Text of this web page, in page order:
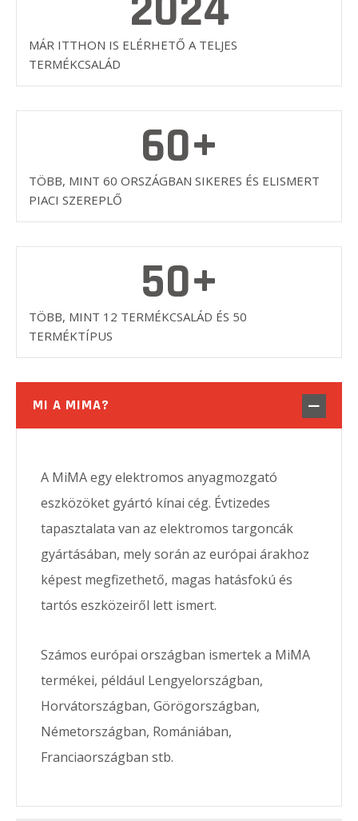
MÁR ITTHON IS ELÉRHETŐ A TELJES
TERMÉKCSALÁD
TÖBB, MINT 60 ORSZÁGBAN SIKERES ÉS ELISMERT
PIACI SZEREPLŐ
60+
TÖBB, MINT 12 TERMÉKCSALÁD ÉS 50
TERMÉKTÍPUS
50+
MI A MIMA?
A MiMA egy elektromos anyagmozgató
eszközöket gyártó kínai cég. Évtizedes
tapasztalata van az elektromos targoncák
gyártásában, mely során az európai árakhoz
képest megfizethető, magas hatásfokú és
tartós eszközeiről lett ismert.
Számos európai országban ismertek a MiMA
termékei, például Lengyelországban,
Horvátországban, Görögországban,
Németországban, Romániában,
Franciaországban stb.